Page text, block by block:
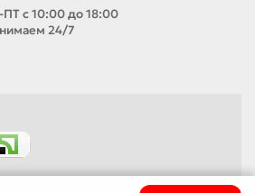
с 10:00 до 18:00
24/7